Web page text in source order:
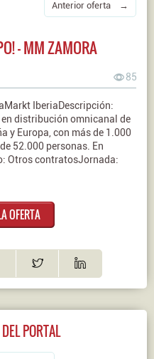
Anterior oferta →
- MM ZAMORA
85
IberiaDescripción:
distribución omnicanal de
y Europa, con más de 1.000
52.000 personas. En
Otros contratosJornada:
OFERTA
PORTAL